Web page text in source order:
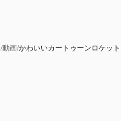
/動画/かわいいカートゥーンロケッ